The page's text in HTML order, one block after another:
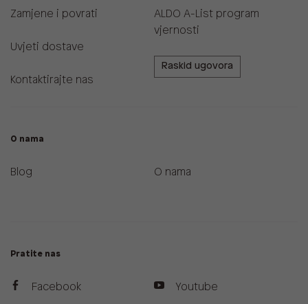
Zamjene i povrati
Uvjeti dostave
Kontaktirajte nas
ALDO A-List program
vjernosti
Raskid ugovora
O nama
Blog O nama
Pratite nas
Facebook Youtube